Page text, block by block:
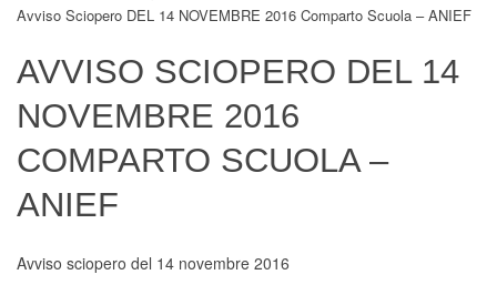
Avviso Sciopero DEL 14 NOVEMBRE 2016 Comparto Scuola – ANIEF
AVVISO SCIOPERO DEL 14
NOVEMBRE 2016
COMPARTO SCUOLA –
ANIEF
Avviso sciopero del 14 novembre 2016